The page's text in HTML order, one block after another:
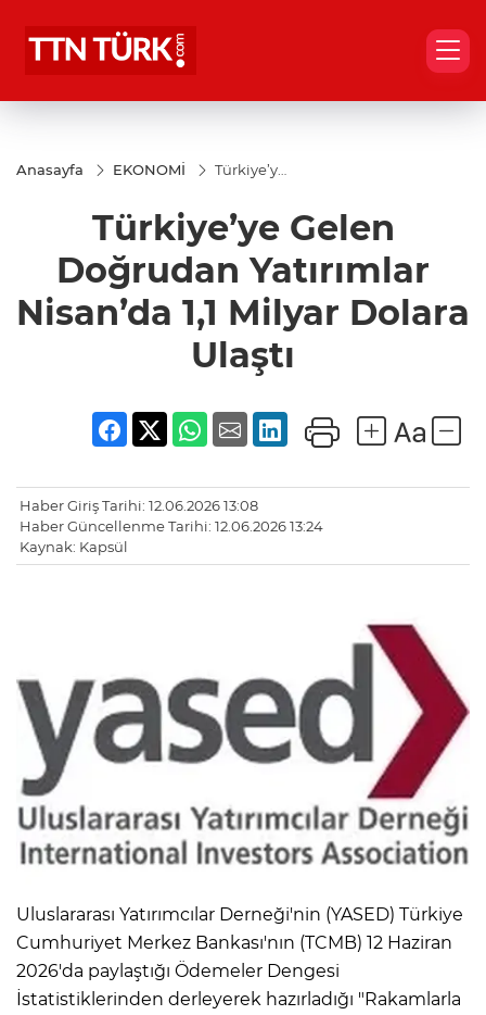
Anasayfa EKONOMİ
Türkiye’ye
Yatırımlar
Nisan’da
1,1 Milyar
Dolara
Türkiye’ye Gelen
Doğrudan Yatırımlar
Nisan’da 1,1 Milyar Dolara
Ulaştı
Haber Giriş Tarihi: 12.06.2026 13:08
Haber Güncellenme Tarihi: 12.06.2026 13:24
Kaynak: Kapsül
Uluslararası Yatırımcılar Derneği'nin (YASED) Türkiye
Cumhuriyet Merkez Bankası'nın (TCMB) 12 Haziran
2026'da paylaştığı Ödemeler Dengesi
İstatistiklerinden derleyerek hazırladığı "Rakamlarla